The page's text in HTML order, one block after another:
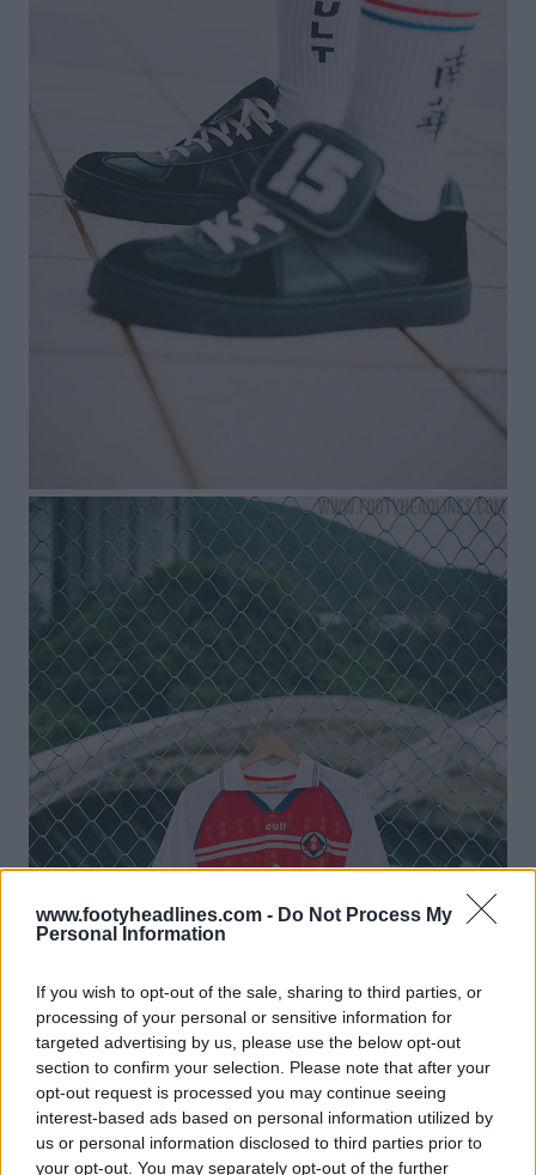
www.footyheadlines.com - Do Not Process My
Personal Information
If you wish to opt-out of the sale, sharing to third parties, or
processing of your personal or sensitive information for
targeted advertising by us, please use the below opt-out
section to confirm your selection. Please note that after your
opt-out request is processed you may continue seeing
interest-based ads based on personal information utilized by
us or personal information disclosed to third parties prior to
your opt-out. You may separately opt-out of the further